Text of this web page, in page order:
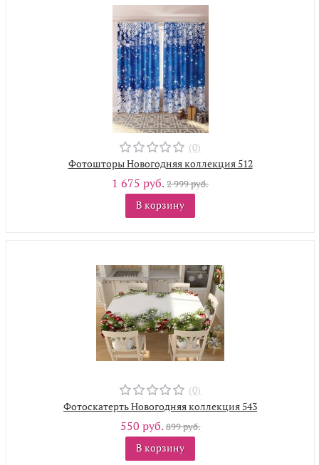
(0)
Фотошторы Новогодняя коллекция 512
1 675 руб.2 999 руб.
В корзину
(0)
Фотоскатерть Новогодняя коллекция 543
550 руб.899 руб.
В корзину